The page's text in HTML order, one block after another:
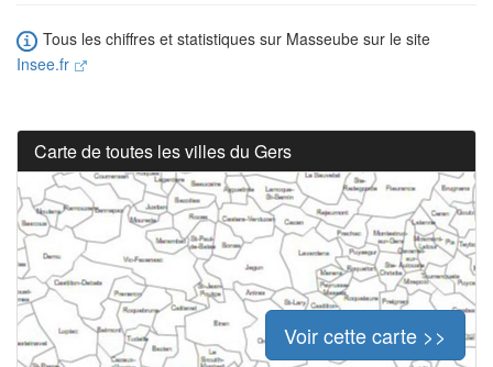
Tous les chiffres et statistiques sur Masseube sur le site
Insee.fr
Carte de toutes les villes du Gers
Voir cette carte >>